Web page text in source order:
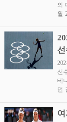
의
월
선
선
테
던